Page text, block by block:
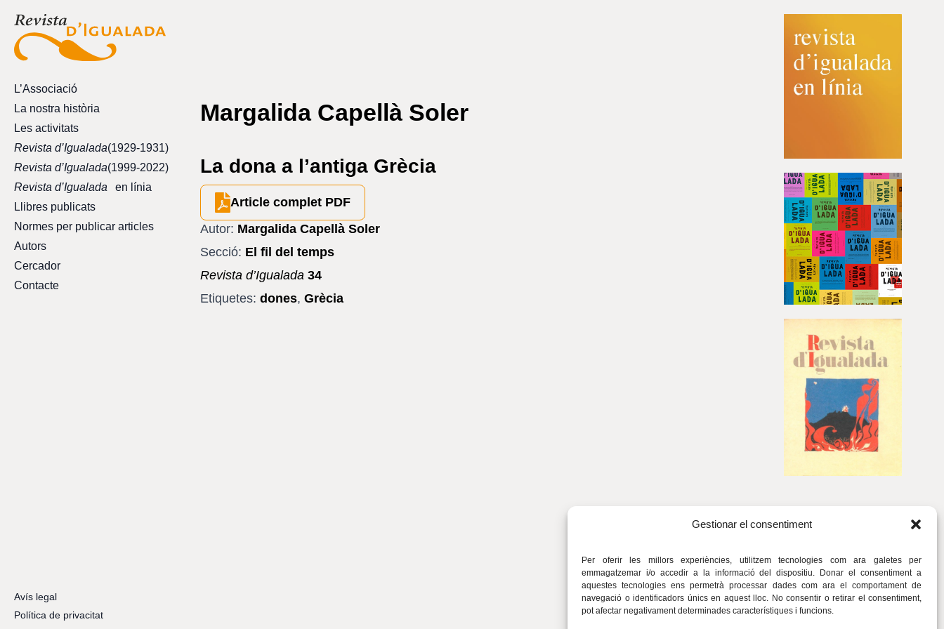
Gestionar el consentiment
Per oferir les millors experiències, utilitzem tecnologies com ara galetes per
emmagatzemar i/o accedir a la informació del dispositiu. Donar el consentiment a
aquestes tecnologies ens permetrà processar dades com ara el comportament de
navegació o identificadors únics en aquest lloc. No consentir o retirar el consentiment,
pot afectar negativament determinades característiques i funcions.
L’Associació
La nostra història
Les activitats
Revista d’Igualada(1929-1931)
Revista d’Igualada(1999-2022)
Revista d’Igualada
en línia
Llibres publicats
Normes per publicar articles
Autors
Cercador
Contacte
Margalida Capellà Soler
La dona a l’antiga Grècia
Article complet PDF
Autor: Margalida Capellà Soler
Secció: El fil del temps
Revista d’Igualada 34
Etiquetes: dones,Grècia
Avís legal
Política de privacitat